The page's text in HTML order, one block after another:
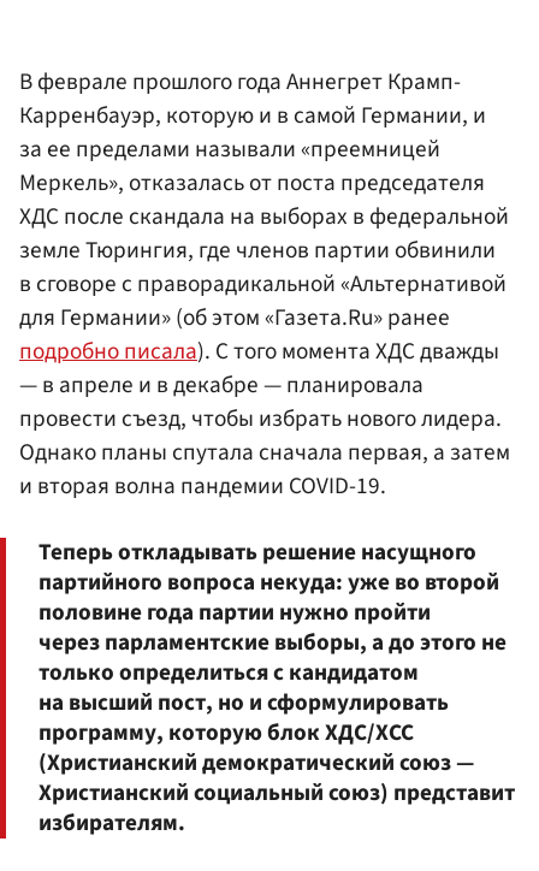
В феврале прошлого года Аннегрет Крамп-
Карренбауэр, которую и в самой Германии, и
за ее пределами называли «преемницей
Меркель», отказалась от поста председателя
ХДС после скандала на выборах в федеральной
земле Тюрингия, где членов партии обвинили
в сговоре с праворадикальной «Альтернативой
для Германии» (об этом «Газета.Ru» ранее
подробно писала). С того момента ХДС дважды
— в апреле и в декабре — планировала
провести съезд, чтобы избрать нового лидера.
Однако планы спутала сначала первая, а затем
и вторая волна пандемии COVID-19.
Теперь откладывать решение насущного
партийного вопроса некуда: уже во второй
половине года партии нужно пройти
через парламентские выборы, а до этого не
только определиться с кандидатом
на высший пост, но и сформулировать
программу, которую блок ХДС/ХСС
(Христианский демократический союз —
Христианский социальный союз) представит
избирателям.